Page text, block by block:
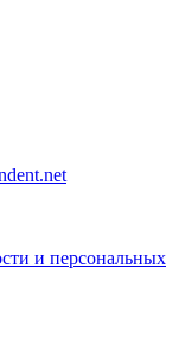
и персональных